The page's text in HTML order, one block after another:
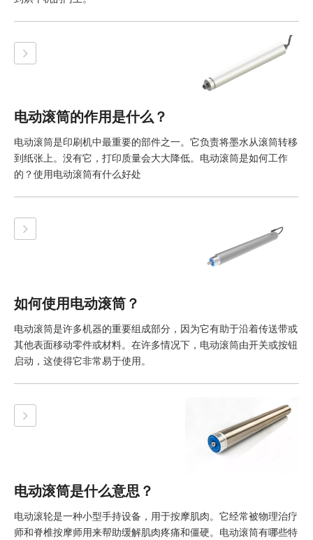
电动滚筒的作用是什么？
电动滚筒是印刷机中最重要的部件之一。它负责将墨水从滚筒转移
到纸张上。没有它，打印质量会大大降低。电动滚筒是如何工作
的？使用电动滚筒有什么好处
如何使用电动滚筒？
电动滚筒是许多机器的重要组成部分，因为它有助于沿着传送带或
其他表面移动零件或材料。在许多情况下，电动滚筒由开关或按钮
启动，这使得它非常易于使用。
电动滚筒是什么意思？
电动滚轮是一种小型手持设备，用于按摩肌肉。它经常被物理治疗
师和脊椎按摩师用来帮助缓解肌肉疼痛和僵硬。电动滚筒有哪些特